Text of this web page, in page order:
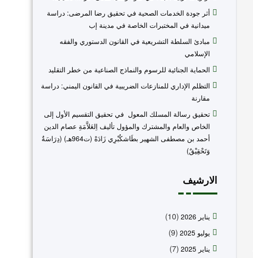
أثر جودة الخدمات الصحية في تحقيق رضا المرضى: دراسة
ميدانية في المختبرات الخاصة في مدينة إب
مبادئ السلطة التشريعية في القانون الدستوري والفقه
الإسلامي
الحماية الجنائية للرسوم والنماذج الصناعية من خطر التقليد
التظلم الإداري للمنازعات الضريبية في القانون اليمني: دراسة
مقارنة
تحقيق رسالة المسلك المعول في تحقيق التقسيم الأول إلى
الخاص والعام والمشترك والمؤول تأليف اِلعَلاَّمَةِ عصام الدين
أحمد بن مصطفى الشهير بطَاشكُبْرِي زَادَهْ (ت964هـ) (دِرَاسَةٌ
وَتَحْقِيْقٌ)
الارشيف
يناير 2026 (10)
يوليو 2025 (9)
يناير 2025 (7)